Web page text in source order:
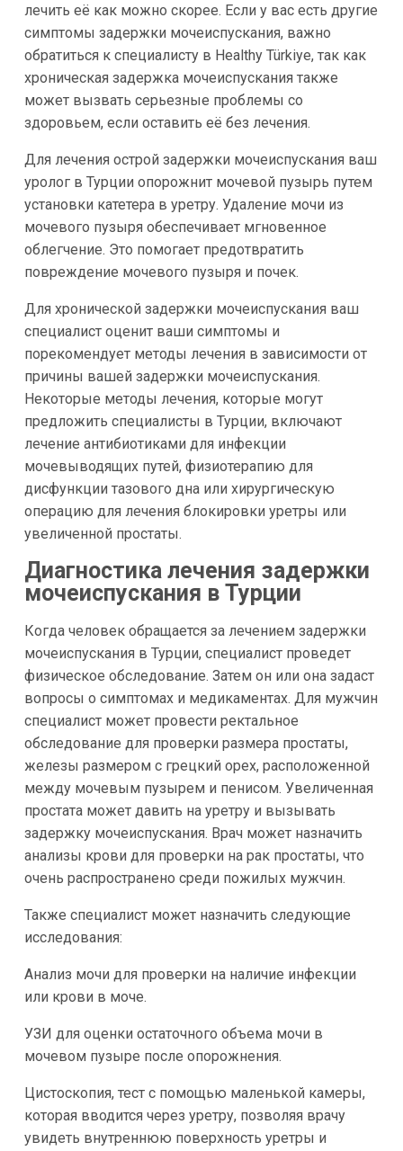
лечить её как можно скорее. Если у вас есть другие
симптомы задержки мочеиспускания, важно
обратиться к специалисту в Healthy Türkiye, так как
хроническая задержка мочеиспускания также
может вызвать серьезные проблемы со
здоровьем, если оставить её без лечения.
Для лечения острой задержки мочеиспускания ваш
уролог в Турции опорожнит мочевой пузырь путем
установки катетера в уретру. Удаление мочи из
мочевого пузыря обеспечивает мгновенное
облегчение. Это помогает предотвратить
повреждение мочевого пузыря и почек.
Для хронической задержки мочеиспускания ваш
специалист оценит ваши симптомы и
порекомендует методы лечения в зависимости от
причины вашей задержки мочеиспускания.
Некоторые методы лечения, которые могут
предложить специалисты в Турции, включают
лечение антибиотиками для инфекции
мочевыводящих путей, физиотерапию для
дисфункции тазового дна или хирургическую
операцию для лечения блокировки уретры или
увеличенной простаты.
Диагностика лечения задержки
мочеиспускания в Турции
Когда человек обращается за лечением задержки
мочеиспускания в Турции, специалист проведет
физическое обследование. Затем он или она задаст
вопросы о симптомах и медикаментах. Для мужчин
специалист может провести ректальное
обследование для проверки размера простаты,
железы размером с грецкий орех, расположенной
между мочевым пузырем и пенисом. Увеличенная
простата может давить на уретру и вызывать
задержку мочеиспускания. Врач может назначить
анализы крови для проверки на рак простаты, что
очень распространено среди пожилых мужчин.
Также специалист может назначить следующие
исследования:
Анализ мочи для проверки на наличие инфекции
или крови в моче.
УЗИ для оценки остаточного объема мочи в
мочевом пузыре после опорожнения.
Цистоскопия, тест с помощью маленькой камеры,
которая вводится через уретру, позволяя врачу
увидеть внутреннюю поверхность уретры и